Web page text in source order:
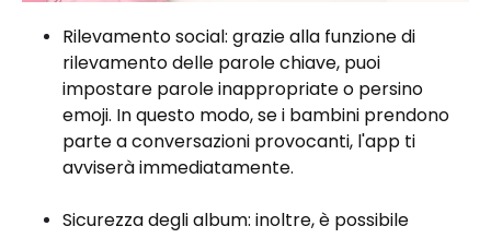
Rilevamento social: grazie alla funzione di
rilevamento delle parole chiave, puoi
impostare parole inappropriate o persino
emoji. In questo modo, se i bambini prendono
parte a conversazioni provocanti, l'app ti
avviserà immediatamente.
Sicurezza degli album: inoltre, è possibile